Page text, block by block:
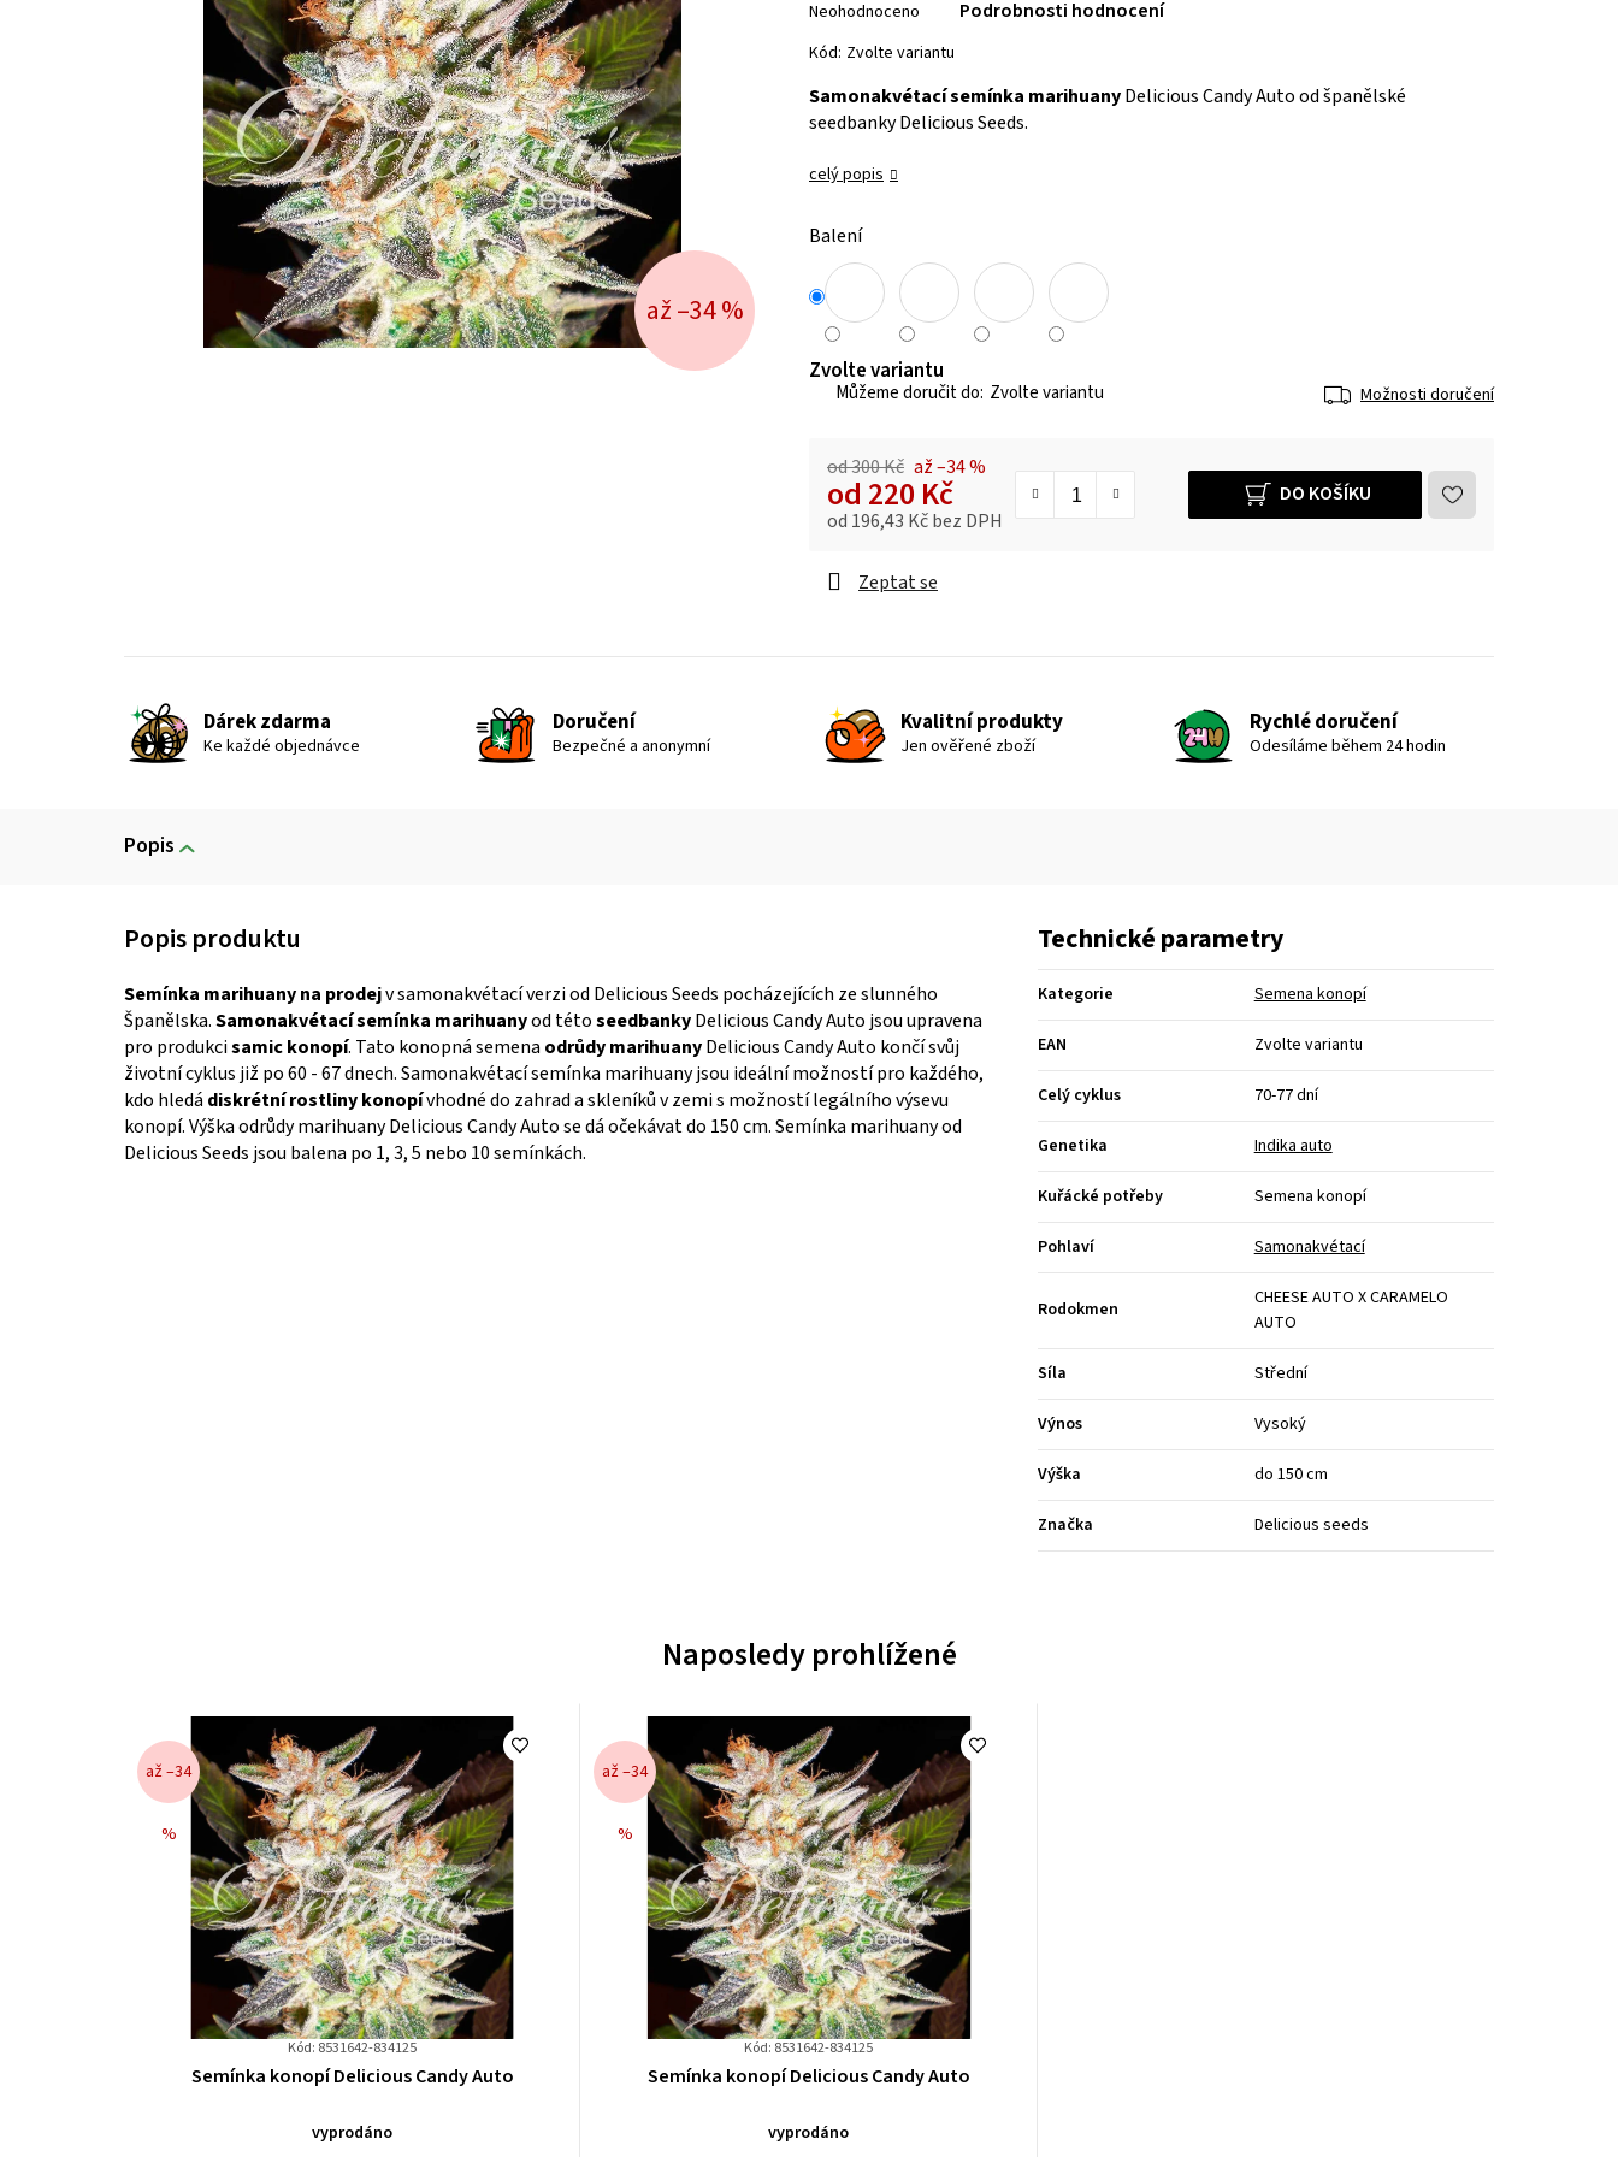
hodnocení
produktu
0,0
z 5
Neohodnoceno Podrobnosti hodnocení
Kód: Zvolte variantu
Samonakvétací semínka marihuanyDelicious Candy Auto od španělské
seedbanky Delicious Seeds.
celý popis
Balení
Zvolte variantu
Zvolte variantu Možnosti doručení
od 300 Kč až –34 %
od 220 Kč
od 196,43 Kčbez DPH
DO KOŠÍKU
Zeptat se
až –34 %
Dárek zdarma
Ke každé objednávce
Doručení
Bezpečné a anonymní
Kvalitní produkty
Jen ověřené zboží
Rychlé doručení
Odesíláme během 24 hodin
Popis
Semínka marihuany na prodejv samonakvétací verzi od Delicious Seeds pocházejících ze slunného
Španělska.Samonakvétací semínka marihuanyod tétoseedbankyDelicious Candy Auto jsou upravena
pro produkcisamic konopí. Tato konopná semena odrůdy marihuanyDelicious Candy Auto končí svůj
životní cyklus již po 60 - 67 dnech. Samonakvétací semínka marihuany jsou ideální možností pro každého,
kdo hledá diskrétní rostliny konopívhodné do zahrad a skleníků v zemi s možností legálního výsevu
konopí. Výška odrůdy marihuany Delicious Candy Auto se dá očekávat do 150 cm. Semínka marihuany od
Delicious Seeds jsou balena po 1, 3, 5 nebo 10 semínkách.
Technické parametry
Kategorie Semena konopí
EAN Zvolte variantu
Celý cyklus 70-77 dní
Genetika Indika auto
Kuřácké potřeby Semena konopí
Pohlaví Samonakvétací
Rodokmen
CHEESE AUTO X CARAMELO
AUTO
Síla Střední
Výnos Vysoký
Výška do 150 cm
Značka Delicious seeds
Naposledy prohlížené
až –34
%
Kód: 8531642-834125
Průměrné
produktu
Semínka konopí Delicious Candy Auto
vyprodáno
až –34
%
Kód: 8531642-834125
Průměrné
produktu
Semínka konopí Delicious Candy Auto
vyprodáno